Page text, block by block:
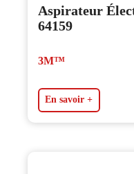
Aspirateur
64159
3M™
En savoir +